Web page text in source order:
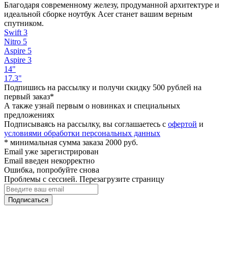
Благодаря современному железу, продуманной архитектуре и
идеальной сборке ноутбук Acer станет вашим верным
спутником.
Swift 3
Nitro 5
Aspire 5
Aspire 3
14"
17.3"
Подпишись на рассылку и получи скидку 500 рублей на
первый заказ*
А также узнай первым о новинках и специальных
предложениях
Подписываясь на рассылку, вы соглашаетесь с офертой и
условиями обработки персональных данных
* минимальная сумма заказа 2000 руб.
Email уже зарегистрирован
Email введен некорректно
Ошибка, попробуйте снова
Проблемы с сессией. Перезагрузите страницу
Подписаться